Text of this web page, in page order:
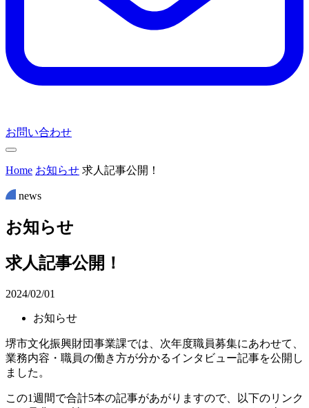
お問い合わせ
Home お知らせ 求人記事公開！
news
お知らせ
求人記事公開！
2024/02/01
お知らせ
堺市文化振興財団事業課では、次年度職員募集にあわせて、
業務内容・職員の働き方が分かるインタビュー記事を公開し
ました。
この1週間で合計5本の記事があがりますので、以下のリンク